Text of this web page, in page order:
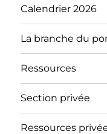
Calendrier 2026
La branche du
Ressources
Section privée
Ressources